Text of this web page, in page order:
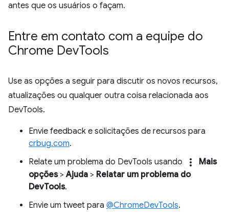
antes que os usuários o façam.
Entre em contato com a equipe do
Chrome DevTools
Use as opções a seguir para discutir os novos recursos,
atualizações ou qualquer outra coisa relacionada aos
DevTools.
Envie feedback e solicitações de recursos para
crbug.com.
Relate um problema do DevTools usando
more_vert
Mais
opções>Ajuda > Relatar um problema do
DevTools.
Envie um tweet para @ChromeDevTools.